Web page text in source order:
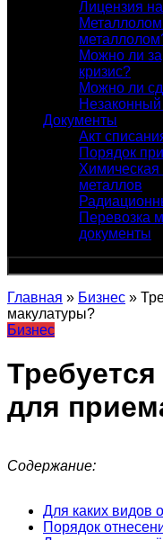
Лицензия
Можно ли
кризис?
Можно ли
Документы
Акт
Порядок
Химическая
металлов
Перевозка
документы
Главная » Бизнес »
макулатуры?
Бизнес
для
Содержание:
Для каких видов
Порядок